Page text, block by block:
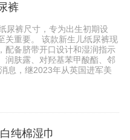
裤
尿裤尺寸，专为出生初期设
关重要。 该款新生儿纸尿裤现
配备脐带开口设计和湿润指示
润肤露、对羟基苯甲酸酯、邻
息，继2023年从英国进军美
纯棉湿巾